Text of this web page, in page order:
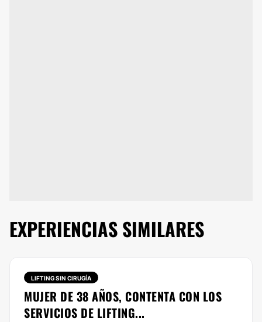
EXPERIENCIAS SIMILARES
LIFTING SIN CIRUGÍA
MUJER DE 38 AÑOS, CONTENTA CON LOS
SERVICIOS DE LIFTING...